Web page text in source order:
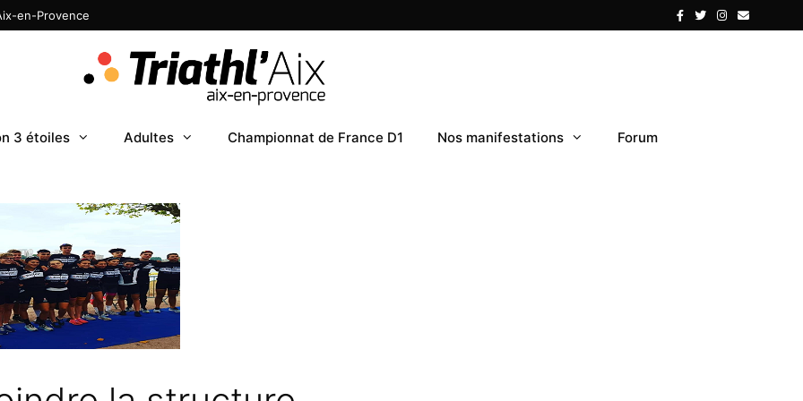
en-Provence
3 étoiles Adultes Championnat de France D1 Nos manifestations Forum